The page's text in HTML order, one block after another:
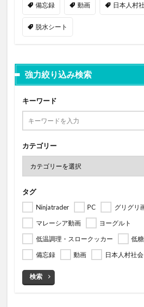
備忘録 動画 日本人村
脱水シート
強力絞り込み検索
キーワード
カテゴリー
タグ
Ninjatrader PC
グリグリ
マレーシア動画
ヨーグルト
低温調理・スロークッカー
低
備忘録
動画 日本人村社会
検索